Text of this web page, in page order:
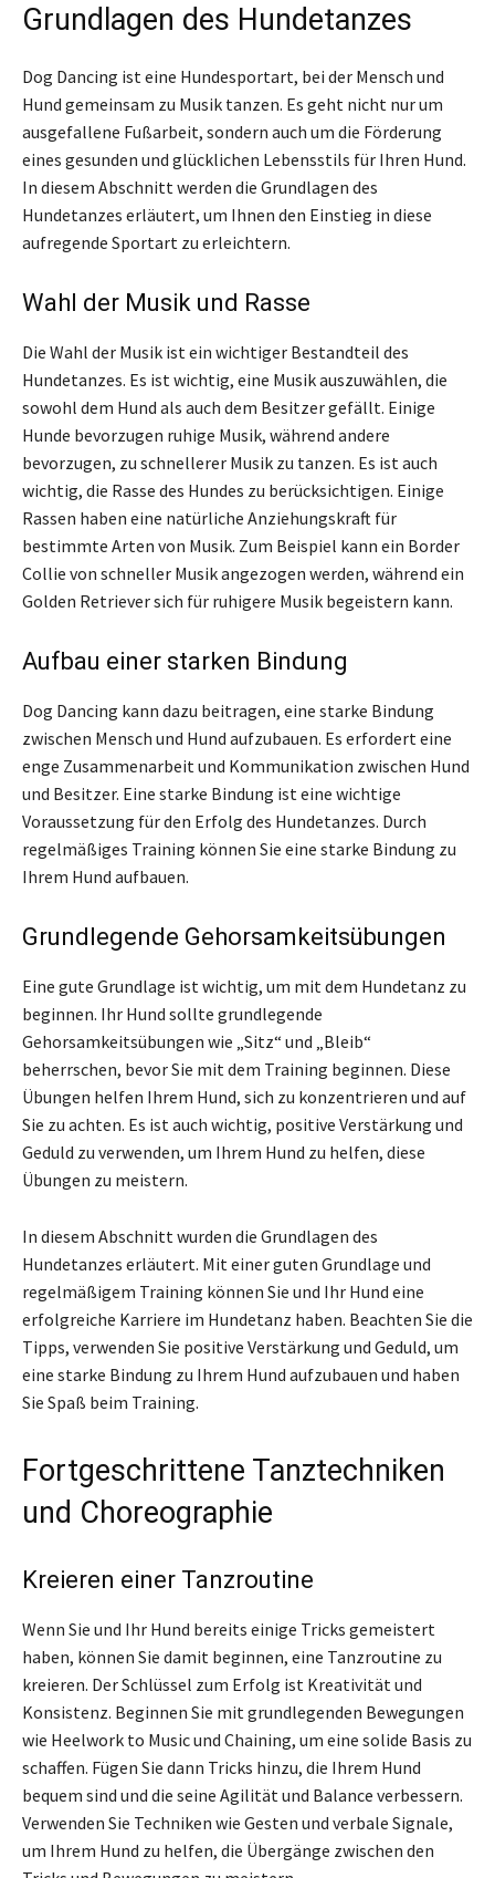
Grundlagen des Hundetanzes
Dog Dancing ist eine Hundesportart, bei der Mensch und
Hund gemeinsam zu Musik tanzen. Es geht nicht nur um
ausgefallene Fußarbeit, sondern auch um die Förderung
eines gesunden und glücklichen Lebensstils für Ihren Hund.
In diesem Abschnitt werden die Grundlagen des
Hundetanzes erläutert, um Ihnen den Einstieg in diese
aufregende Sportart zu erleichtern.
Wahl der Musik und Rasse
Die Wahl der Musik ist ein wichtiger Bestandteil des
Hundetanzes. Es ist wichtig, eine Musik auszuwählen, die
sowohl dem Hund als auch dem Besitzer gefällt. Einige
Hunde bevorzugen ruhige Musik, während andere
bevorzugen, zu schnellerer Musik zu tanzen. Es ist auch
wichtig, die Rasse des Hundes zu berücksichtigen. Einige
Rassen haben eine natürliche Anziehungskraft für
bestimmte Arten von Musik. Zum Beispiel kann ein Border
Collie von schneller Musik angezogen werden, während ein
Golden Retriever sich für ruhigere Musik begeistern kann.
Aufbau einer starken Bindung
Dog Dancing kann dazu beitragen, eine starke Bindung
zwischen Mensch und Hund aufzubauen. Es erfordert eine
enge Zusammenarbeit und Kommunikation zwischen Hund
und Besitzer. Eine starke Bindung ist eine wichtige
Voraussetzung für den Erfolg des Hundetanzes. Durch
regelmäßiges Training können Sie eine starke Bindung zu
Ihrem Hund aufbauen.
Grundlegende Gehorsamkeitsübungen
Eine gute Grundlage ist wichtig, um mit dem Hundetanz zu
beginnen. Ihr Hund sollte grundlegende
Gehorsamkeitsübungen wie „Sitz“ und „Bleib“
beherrschen, bevor Sie mit dem Training beginnen. Diese
Übungen helfen Ihrem Hund, sich zu konzentrieren und auf
Sie zu achten. Es ist auch wichtig, positive Verstärkung und
Geduld zu verwenden, um Ihrem Hund zu helfen, diese
Übungen zu meistern.
In diesem Abschnitt wurden die Grundlagen des
Hundetanzes erläutert. Mit einer guten Grundlage und
regelmäßigem Training können Sie und Ihr Hund eine
erfolgreiche Karriere im Hundetanz haben. Beachten Sie die
Tipps, verwenden Sie positive Verstärkung und Geduld, um
eine starke Bindung zu Ihrem Hund aufzubauen und haben
Sie Spaß beim Training.
Fortgeschrittene Tanztechniken
und Choreographie
Kreieren einer Tanzroutine
Wenn Sie und Ihr Hund bereits einige Tricks gemeistert
haben, können Sie damit beginnen, eine Tanzroutine zu
kreieren. Der Schlüssel zum Erfolg ist Kreativität und
Konsistenz. Beginnen Sie mit grundlegenden Bewegungen
wie Heelwork to Music und Chaining, um eine solide Basis zu
schaffen. Fügen Sie dann Tricks hinzu, die Ihrem Hund
bequem sind und die seine Agilität und Balance verbessern.
Verwenden Sie Techniken wie Gesten und verbale Signale,
um Ihrem Hund zu helfen, die Übergänge zwischen den